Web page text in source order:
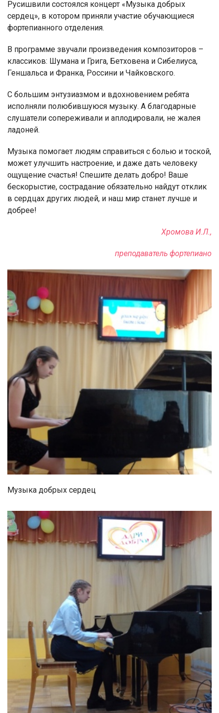
Русишвили состоялся концерт «Музыка добрых
сердец», в котором приняли участие обучающиеся
фортепианного отделения.
В программе звучали произведения композиторов –
классиков: Шумана и Грига, Бетховена и Сибелиуса,
Геншальса и Франка, Россини и Чайковского.
С большим энтузиазмом и вдохновением ребята
исполняли полюбившуюся музыку. А благодарные
слушатели сопереживали и аплодировали, не жалея
ладоней.
Музыка помогает людям справиться с болью и тоской,
может улучшить настроение, и даже дать человеку
ощущение счастья! Спешите делать добро! Ваше
бескорыстие, сострадание обязательно найдут отклик
в сердцах других людей, и наш мир станет лучше и
добрее!
Хромова И.Л.,
преподаватель фортепиано
Музыка добрых сердец